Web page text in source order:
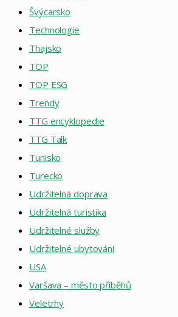
Švýcarsko
Technologie
Thajsko
TOP
TOP ESG
Trendy
TTG encyklopedie
TTG Talk
Tunisko
Turecko
Udržitelná doprava
Udržitelná turistika
Udržitelné služby
Udržitelné ubytování
USA
Varšava – město příběhů
Veletrhy